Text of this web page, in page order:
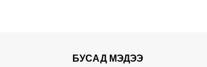
БУСАД МЭДЭЭ